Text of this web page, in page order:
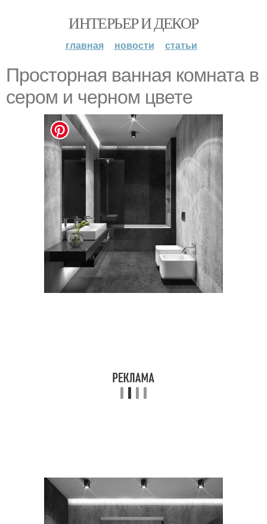
ИНТЕРЬЕР И ДЕКОР
главная новости статьи
Просторная ванная комната в
сером и черном цвете